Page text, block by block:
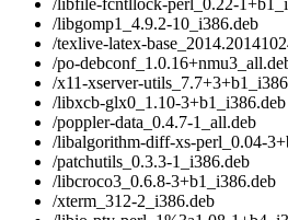
/libfile-fcntllock-perl_0.22-
/libgomp1_4.9.2-10_i386.deb
/texlive-latex-
/po-
/x11-xserver-
/libxcb-glx0_1.10-3+b1_i386.deb
/poppler-data_0.4.7-1_all.deb
/libalgorithm-diff-xs-perl_0.04-
/patchutils_0.3.3-1_i386.deb
/libcroco3_0.6.8-3+b1_i386.deb
/xterm_312-2_i386.deb